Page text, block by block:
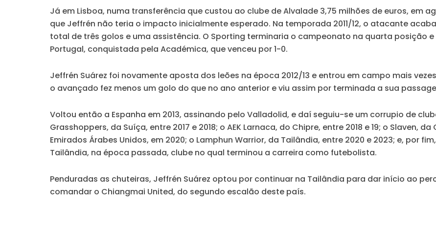
Já em Lisboa, numa transferência que custou ao clube de Alvalade 3,75 milhões de euros, em
que Jeffrén não teria o impacto inicialmente esperado. Na temporada 2011/12, o atacante
total de três golos e uma assistência. O Sporting terminaria o campeonato na quarta posição
Portugal, conquistada pela Académica, que venceu por 1-0.
Jeffrén Suárez foi novamente aposta dos leões na época 2012/13 e entrou em campo mais
o avançado fez menos um golo do que no ano anterior e viu assim por terminada a sua
Voltou então a Espanha em 2013, assinando pelo Valladolid, e daí seguiu-se um corrupio de
Grasshoppers, da Suíça, entre 2017 e 2018; o AEK Larnaca, do Chipre, entre 2018 e 19; o Slaven, da
Emirados Árabes Unidos, em 2020; o Lamphun Warrior, da Tailândia, entre 2020 e 2023; e, por
Tailândia, na época passada, clube no qual terminou a carreira como futebolista.
Penduradas as chuteiras, Jeffrén Suárez optou por continuar na Tailândia para dar início ao
comandar o Chiangmai United, do segundo escalão deste país.